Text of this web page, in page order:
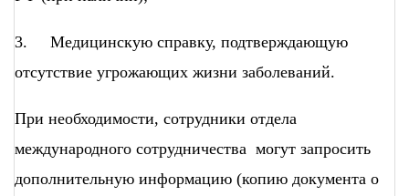
3. Медицинскую справку, подтверждающую
отсутствие угрожающих жизни заболеваний.
При необходимости, сотрудники отдела
международного сотрудничества могут запросить
дополнительную информацию (копию документа о